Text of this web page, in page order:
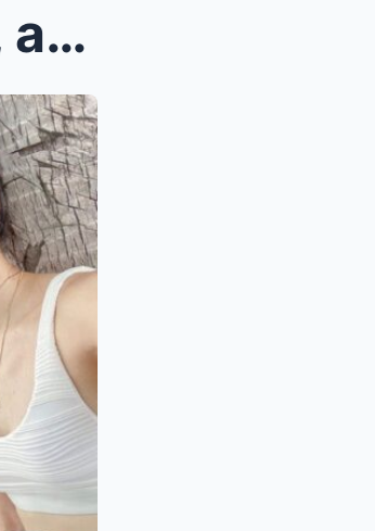
Angelica Panganiban, Kim Chiu, at Bela Padilla Pat...